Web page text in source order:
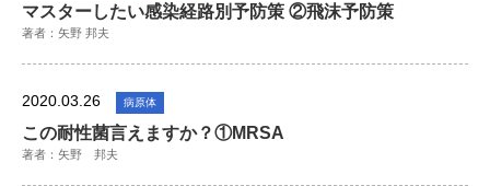
マスターしたい感染経路別予防策 ②飛沫予防策
著者：矢野 邦夫
2020.03.26 病原体
この耐性菌言えますか？①MRSA
著者：矢野 邦夫